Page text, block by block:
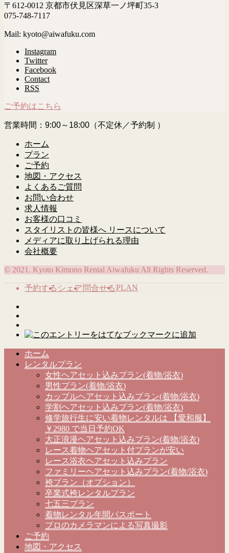
〒612-0012 京都市伏見区深草一ノ坪町35-3
075-748-7117
Mail: kyoto@aiwafuku.com
Instagram
Twitter
Facebook
Contact
RSS
ご予約はこちら
営業時間：9:00～18:00（不定休／予約制 ）
ホーム
プラン
ご予約
地図・アクセス
よくあるご質問
お問い合わせ
求人情報
お客様の口コミ
スタイリストの皆様へ リースについて
メディアに取り上げられる理由
会社概要
© 2021. Kyoto Kimono Rental Aiwafuku All Rights Reserved.
予約する シェア 問合せるPLAN
ホーム
レンタルプラン
女性ヘアセット込みプラン(着物/浴衣)
男性プラン(着物/浴衣)
カップルヘアセット込みプラン(着物/浴衣)
学割ヘアセット込みプラン(着物/浴衣)
修学旅行生に安い着物レンタルは 【愛和服】
￥2980 で当日予約OK
大正浪漫ヘアセット込みプラン(着物/浴衣)
レース着物ヘアセット付プランが安い
レース浴衣ヘアセット込みプラン
ファミリーヘアセット込みプラン(着物/浴衣)
袴プラン（オプション）
卒業式袴レンタルプラン
七五三プラン
着物レンタル年間パスポート
プロのカメラマンによる写真撮影
ご予約
地図・アクセス